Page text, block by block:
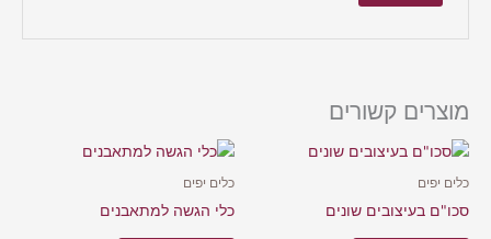
מוצרים קשורים
כלים יפים
סכו"ם בעיצובים שונים
כלים יפים
כלי הגשה למתאבנים